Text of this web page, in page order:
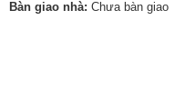
Bàn giao nhà: Chưa bàn giao